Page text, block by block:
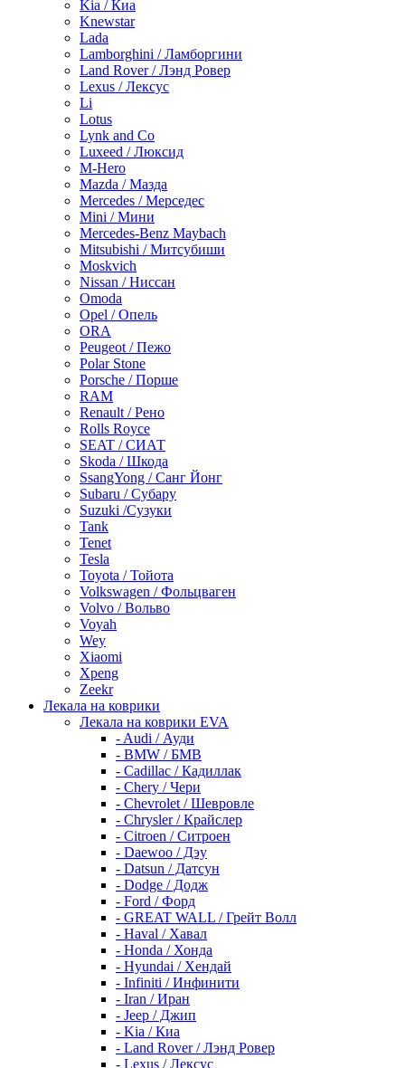
Kia / Киа
Knewstar
Lada
Lamborghini / Ламборгини
Land Rover / Лэнд Ровер
Lexus / Лексус
Li
Lotus
Lynk and Co
Luxeed / Люксид
M-Hero
Mazda / Мазда
Mercedes / Мерседес
Mini / Мини
Mercedes-Benz Maybach
Mitsubishi / Митсубиши
Moskvich
Nissan / Ниссан
Omoda
Opel / Опель
ORA
Peugeot / Пежо
Polar Stone
Porsche / Порше
RAM
Renault / Рено
Rolls Royce
SEAT / СИАТ
Skoda / Шкода
SsangYong / Санг Йонг
Subaru / Субару
Suzuki /Сузуки
Tank
Tenet
Tesla
Toyota / Тойота
Volkswagen / Фольцваген
Volvo / Вольво
Voyah
Wey
Xiaomi
Xpeng
Zeekr
Лекала на коврики
Лекала на коврики EVA
- Audi / Ауди
- BMW / БМВ
- Cadillac / Кадиллак
- Chery / Чери
- Chevrolet / Шевровле
- Chrysler / Крайслер
- Citroen / Ситроен
- Daewoo / Дэу
- Datsun / Датсун
- Dodge / Додж
- Ford / Форд
- GREAT WALL / Грейт Волл
- Haval / Хавал
- Honda / Хонда
- Hyundai / Хендай
- Infiniti / Инфинити
- Iran / Иран
- Jeep / Джип
- Kia / Киа
- Land Rover / Лэнд Ровер
- Lexus / Лексус